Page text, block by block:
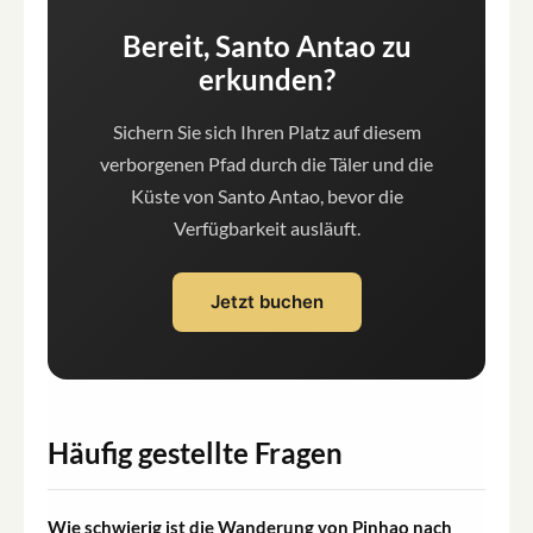
Bereit, Santo Antao zu
erkunden?
Sichern Sie sich Ihren Platz auf diesem
verborgenen Pfad durch die Täler und die
Küste von Santo Antao, bevor die
Verfügbarkeit ausläuft.
Jetzt buchen
Häufig gestellte Fragen
Wie schwierig ist die Wanderung von Pinhao nach